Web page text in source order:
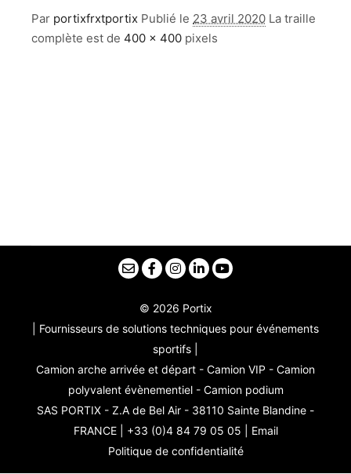
Par portixfrxtportix Publié le 23 avril 2020 La traille
complète est de 400 × 400 pixels
© 2026 Portix
| Fournisseurs de solutions techniques pour événements
sportifs |
Camion arche arrivée et départ - Camion VIP - Camion
polyvalent évènementiel - Camion podium
SAS PORTIX - Z.A de Bel Air - 38110 Sainte Blandine -
FRANCE | +33 (0)4 84 79 05 05 | Email
Politique de confidentialité